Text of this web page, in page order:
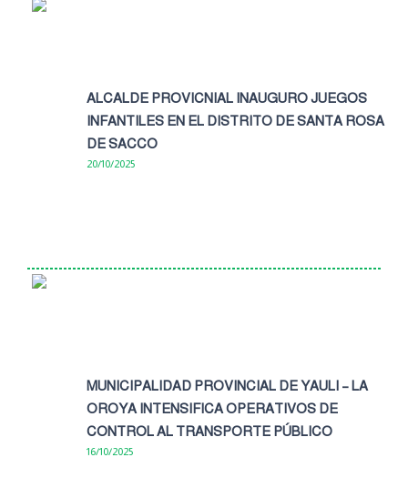
ALCALDE PROVICNIAL INAUGURO JUEGOS
INFANTILES EN EL DISTRITO DE SANTA ROSA
DE SACCO
20/10/2025
MUNICIPALIDAD PROVINCIAL DE YAULI – LA
OROYA INTENSIFICA OPERATIVOS DE
CONTROL AL TRANSPORTE PÚBLICO
16/10/2025